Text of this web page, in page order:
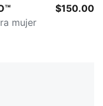
mujer
$150.00